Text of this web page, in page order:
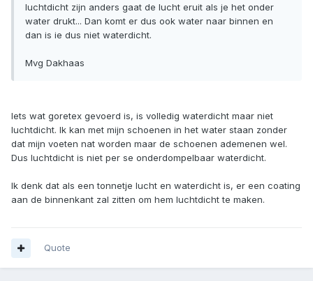
luchtdicht zijn anders gaat de lucht eruit als je het onder
water drukt... Dan komt er dus ook water naar binnen en
dan is ie dus niet waterdicht.
Mvg Dakhaas
Iets wat goretex gevoerd is, is volledig waterdicht maar niet
luchtdicht. Ik kan met mijn schoenen in het water staan zonder
dat mijn voeten nat worden maar de schoenen ademenen wel.
Dus luchtdicht is niet per se onderdompelbaar waterdicht.
Ik denk dat als een tonnetje lucht en waterdicht is, er een coating
aan de binnenkant zal zitten om hem luchtdicht te maken.
Quote